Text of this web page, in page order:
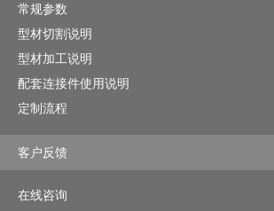
常规参数
型材切割说明
型材加工说明
配套连接件使用说明
定制流程
客户反馈
在线咨询